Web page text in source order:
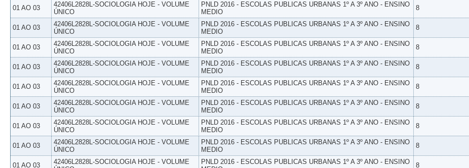
01 AO 03
42406L2828L-SOCIOLOGIA HOJE - VOLUME
ÚNICO
PNLD 2016 - ESCOLAS PUBLICAS URBANAS 1º A 3º ANO - ENSINO
MEDIO
8
01 AO 03
42406L2828L-SOCIOLOGIA HOJE - VOLUME
ÚNICO
PNLD 2016 - ESCOLAS PUBLICAS URBANAS 1º A 3º ANO - ENSINO
MEDIO
8
01 AO 03
42406L2828L-SOCIOLOGIA HOJE - VOLUME
ÚNICO
PNLD 2016 - ESCOLAS PUBLICAS URBANAS 1º A 3º ANO - ENSINO
MEDIO
8
01 AO 03
42406L2828L-SOCIOLOGIA HOJE - VOLUME
ÚNICO
PNLD 2016 - ESCOLAS PUBLICAS URBANAS 1º A 3º ANO - ENSINO
MEDIO
8
01 AO 03
42406L2828L-SOCIOLOGIA HOJE - VOLUME
ÚNICO
PNLD 2016 - ESCOLAS PUBLICAS URBANAS 1º A 3º ANO - ENSINO
MEDIO
8
01 AO 03
42406L2828L-SOCIOLOGIA HOJE - VOLUME
ÚNICO
PNLD 2016 - ESCOLAS PUBLICAS URBANAS 1º A 3º ANO - ENSINO
MEDIO
8
01 AO 03
42406L2828L-SOCIOLOGIA HOJE - VOLUME
ÚNICO
PNLD 2016 - ESCOLAS PUBLICAS URBANAS 1º A 3º ANO - ENSINO
MEDIO
8
01 AO 03
42406L2828L-SOCIOLOGIA HOJE - VOLUME
ÚNICO
PNLD 2016 - ESCOLAS PUBLICAS URBANAS 1º A 3º ANO - ENSINO
MEDIO
8
01 AO 03
42406L2828L-SOCIOLOGIA HOJE - VOLUME
PNLD 2016 - ESCOLAS PUBLICAS URBANAS 1º A 3º ANO - ENSINO
8